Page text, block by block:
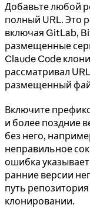
Добавьте любой
полный URL. Это
включая GitLab,
размещенные
Claude Code
рассматривал
размещенный
Включите префикс
и более поздние
без него,
неправильное
ошибка
ранние версии
путь
клонировании.